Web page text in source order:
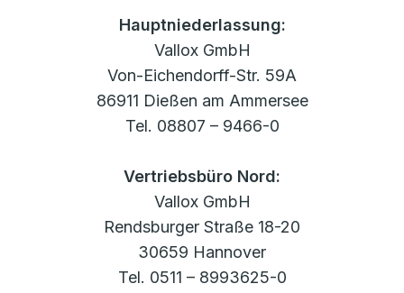
Hauptniederlassung:
Vallox GmbH
Von-Eichendorff-Str. 59A
86911 Dießen am Ammersee
Tel. 08807 – 9466-0
Vertriebsbüro Nord:
Vallox GmbH
Rendsburger Straße 18-20
30659 Hannover
Tel. 0511 – 8993625-0